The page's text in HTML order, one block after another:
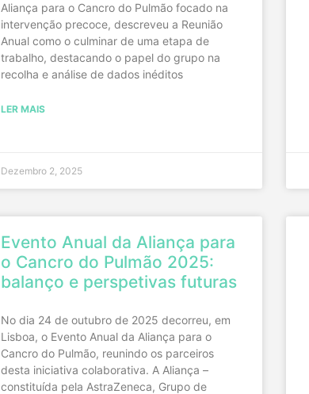
Aliança para o Cancro do Pulmão focado na
intervenção precoce, descreveu a Reunião
Anual como o culminar de uma etapa de
trabalho, destacando o papel do grupo na
recolha e análise de dados inéditos
LER MAIS
Dezembro 2, 2025
Evento Anual da Aliança para
o Cancro do Pulmão 2025:
balanço e perspetivas futuras
No dia 24 de outubro de 2025 decorreu, em
Lisboa, o Evento Anual da Aliança para o
Cancro do Pulmão, reunindo os parceiros
desta iniciativa colaborativa. A Aliança –
constituída pela AstraZeneca, Grupo de